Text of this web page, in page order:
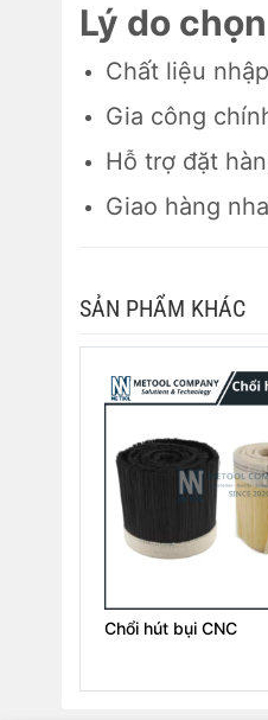
Lý do
Chất liệu
Gia công
Hỗ trợ đặt
Giao hàng
SẢN PHẨM KHÁC
Chổi hút bụi CNC